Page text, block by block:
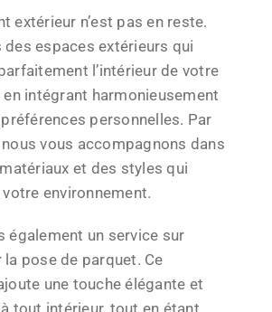
extérieur n’est pas en reste.
des espaces extérieurs qui
l’intérieur de votre
intégrant harmonieusement
personnelles. Par
vous accompagnons dans
et des styles qui
votre environnement.
également un service sur
la pose de parquet. Ce
une touche élégante et
tout intérieur, tout en étant